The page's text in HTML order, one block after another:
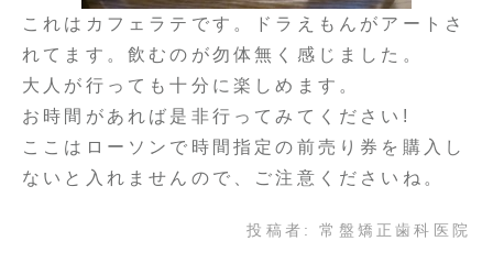
これはカフェラテです。ドラえもんがアートさ
れてます。飲むのが勿体無く感じました。
大人が行っても十分に楽しめます。
お時間があれば是非行ってみてください!
ここはローソンで時間指定の前売り券を購入し
ないと入れませんので、ご注意くださいね。
投稿者:常盤矯正歯科医院